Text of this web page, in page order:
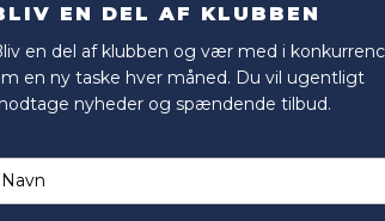
EN DEL AF KLUBBEN
en del af klubben og vær med i
en ny taske hver måned. Du vil ugentligt
nyheder og spændende tilbud.